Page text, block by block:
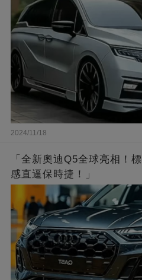
2024/11/18
「全新奧迪Q5全球亮相！
感直逼保時捷！」